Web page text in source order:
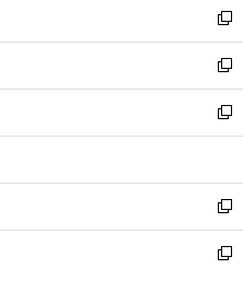
く
で
開
く
ド
ウ
で
開
く
ィ
ン
ド
ウ
で
開
い
ウ
ィ
ン
ド
ウ
開
く
新
し
い
ウ
ィ
ン
ウ
で
開
く
新
し
い
ウ
ン
ド
ウ
で
新
し
ウ
ィ
ン
ド
新
し
い
新